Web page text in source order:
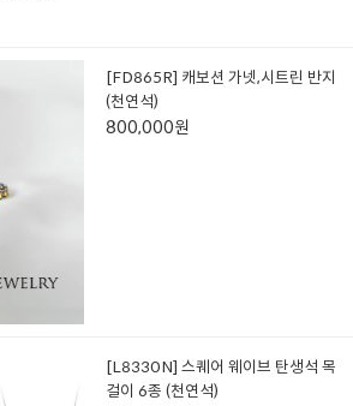
[FD865R] 캐보션 가넷,시트린 반지
(천연석)
800,000원
[L8330N] 스퀘어 웨이브 탄생석 목
걸이 6종 (천연석)